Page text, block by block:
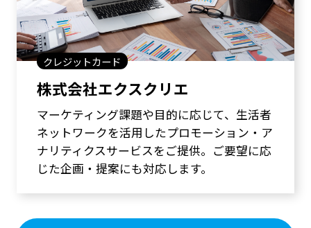
株式会社エクスクリエ
クレジットカード
マーケティング課題や目的に応じて、生活者
ネットワークを活用したプロモーション・ア
ナリティクスサービスをご提供。ご要望に応
じた企画・提案にも対応します。